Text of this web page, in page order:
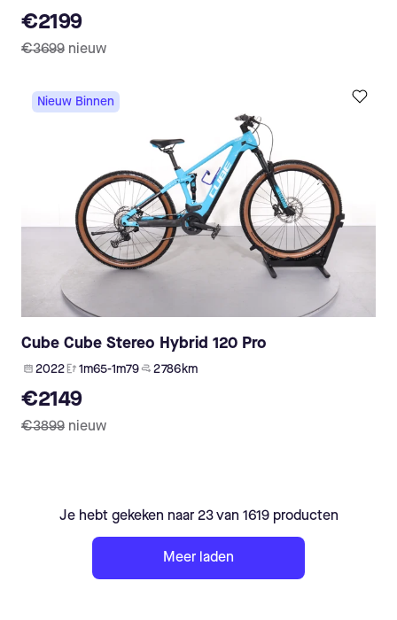
€2199
€3699 nieuw
Nieuw Binnen
Cube Cube Stereo Hybrid 120 Pro
2022 1m65-1m79 2 786 km
€2149
€3899 nieuw
Je hebt gekeken naar 23 van 1619 producten
Meer laden